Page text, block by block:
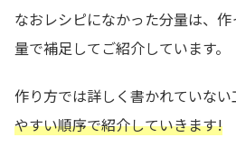
なおレシピになかった分量は、
量で補足してご紹介しています。
作り方では詳しく書かれていない
やすい順序で紹介していきます!